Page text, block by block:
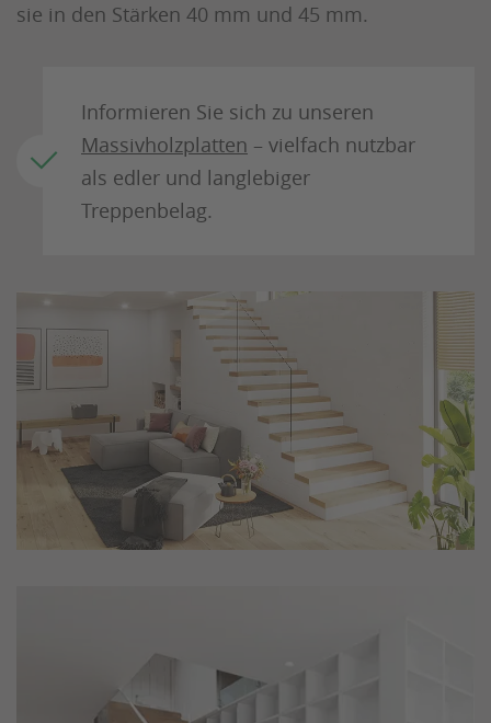
sie in den Stärken 40 mm und 45 mm.
Informieren Sie sich zu unseren
Massivholzplatten – vielfach nutzbar
als edler und langlebiger
Treppenbelag.